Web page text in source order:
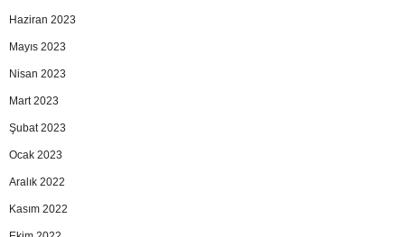
Haziran 2023
Mayıs 2023
Nisan 2023
Mart 2023
Şubat 2023
Ocak 2023
Aralık 2022
Kasım 2022